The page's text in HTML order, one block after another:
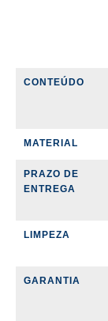
CONTEÚDO
MATERIAL
PRAZO DE
ENTREGA
LIMPEZA
GARANTIA